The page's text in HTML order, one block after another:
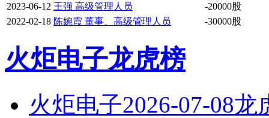
2023-06-12 王强 高级管理人员
-20000股
2022-02-18 陈婉霞 董事、高级管理人员 -30000股
火炬电子龙虎榜
火炬电子2026-07-08龙